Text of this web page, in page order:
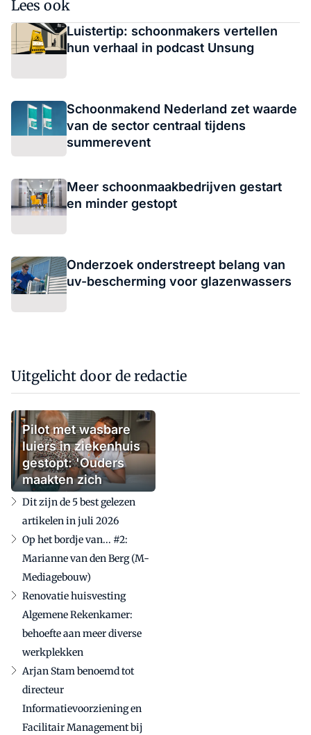
Lees ook
Luistertip: schoonmakers vertellen
hun verhaal in podcast Unsung
Schoonmakend Nederland zet waarde
van de sector centraal tijdens
summerevent
Meer schoonmaakbedrijven gestart
en minder gestopt
Onderzoek onderstreept belang van
uv-bescherming voor glazenwassers
Uitgelicht door de redactie
Pilot met wasbare
luiers in ziekenhuis
gestopt: 'Ouders
maakten zich
zorgen'
Dit zijn de 5 best gelezen
artikelen in juli 2026
Op het bordje van... #2:
Marianne van den Berg (M-
Mediagebouw)
Renovatie huisvesting
Algemene Rekenkamer:
behoefte aan meer diverse
werkplekken
Arjan Stam benoemd tot
directeur
Informatievoorziening en
Facilitair Management bij